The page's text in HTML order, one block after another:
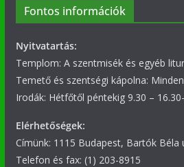
Fontos információk
Nyitvatartás:
Templom: A szentmisék és egyéb
Temető és szentségi kápolna:
Irodák: Hétfőtől péntekig 9.30 –
Elérhetőségek:
Címünk: 1115 Budapest, Bartók Béla
Telefon és fax: (1) 203-8915